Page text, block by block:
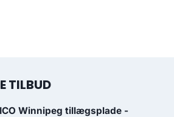
TILBUD
Winnipeg tillægsplade -